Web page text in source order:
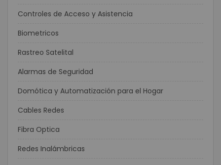
Controles de Acceso y Asistencia
Biometricos
Rastreo Satelital
Alarmas de Seguridad
Domótica y Automatización para el Hogar
Cables Redes
Fibra Optica
Redes Inalámbricas